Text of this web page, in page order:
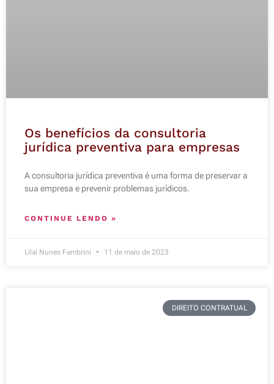
Os benefícios da consultoria
jurídica preventiva para empresas
A consultoria jurídica preventiva é uma forma de preservar a
sua empresa e prevenir problemas jurídicos.
CONTINUE LENDO »
Lilaí Nunes Fambrini 11 de maio de 2023
DIREITO CONTRATUAL